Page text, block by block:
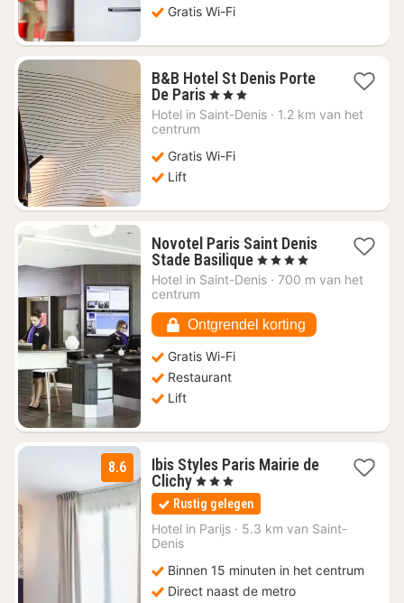
40,92
Gratis Wi-Fi
B&B Hotel St Denis Porte
De Paris1
nacht
56,31
, 3 Sterren
Hotel in Saint-Denis · 1.2 km van het
centrum
Gratis Wi-Fi
Lift
Novotel Paris Saint Denis
Stade Basilique1
nacht
70,05
, 4 Sterren
Hotel in Saint-Denis · 700 m van het
centrum
Ontgrendel korting
Gratis Wi-Fi
Restaurant
Lift
8.6
Ibis Styles Paris Mairie de
Clichy1
nacht
vanaf
€
, 3 Sterren
Rustig gelegen
Hotel in Parijs · 5.3 km van Saint-
Denis
Binnen 15 minuten in het centrum
Direct naast de metro